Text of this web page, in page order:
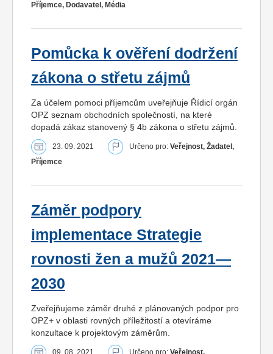
Příjemce, Dodavatel, Média
Pomůcka k ověření dodržení
zákona o střetu zájmů
Za účelem pomoci příjemcům uveřejňuje Řídicí orgán
OPZ seznam obchodních společností, na které
dopadá zákaz stanovený § 4b zákona o střetu zájmů.
23. 09. 2021 Určeno pro: Veřejnost, Žadatel,
Příjemce
Záměr podpory
implementace Strategie
rovnosti žen a mužů 2021—
2030
Zveřejňujeme záměr druhé z plánovaných podpor pro
OPZ+ v oblasti rovných příležitostí a otevíráme
konzultace k projektovým záměrům.
09. 08. 2021 Určeno pro: Veřejnost,